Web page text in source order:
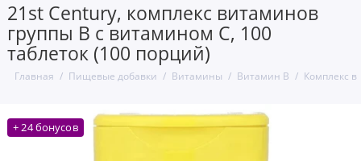
21st Century, комплекс витаминов
группы B с витамином C, 100
таблеток (100 порций)
Главная Пищевые добавки Витамины Витамин B Комплекс
+ 24 бонусов